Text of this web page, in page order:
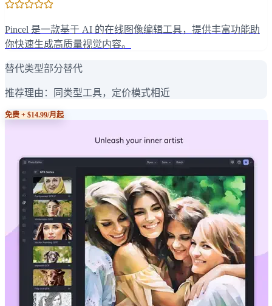
Pincel 是一款基于 AI 的在线图像编辑工具，提供丰富功能助
你快速生成高质量视觉内容。
替代类型部分替代
推荐理由： 同类型工具，定价模式相近
免费 + $14.99/月起